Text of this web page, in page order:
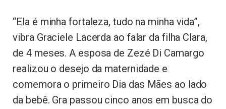
“Ela é minha fortaleza, tudo na minha vida”,
vibra Graciele Lacerda ao falar da filha Clara,
de 4 meses. A esposa de Zezé Di Camargo
realizou o desejo da maternidade e
comemora o primeiro Dia das Mães ao lado
da bebê. Gra passou cinco anos em busca do